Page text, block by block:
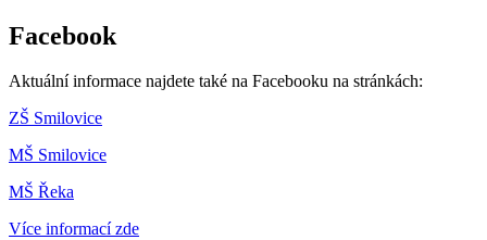
Facebook
Aktuální informace najdete také na Facebooku na stránkách:
ZŠ Smilovice
MŠ Smilovice
MŠ Řeka
Více informací zde